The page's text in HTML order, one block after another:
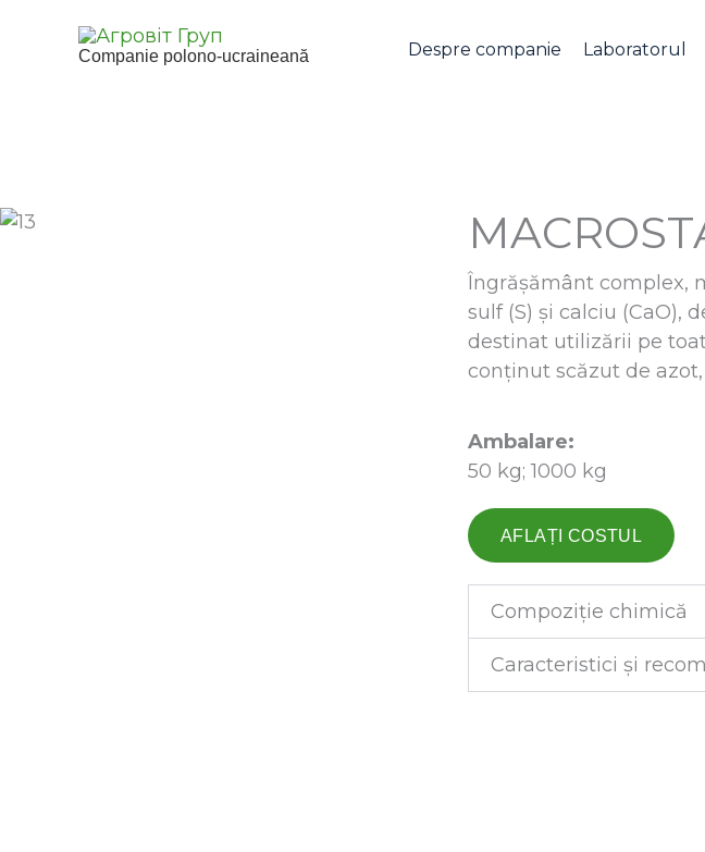
Companie polono-ucraineană Despre companie Laboratorul
Îngrășământ complex,
sulf (S) și calciu (CaO),
destinat utilizării pe
conținut scăzut de
Ambalare:
50 kg; 1000 kg
AFLAȚI COSTUL
Compoziție chimică
Caracteristici și